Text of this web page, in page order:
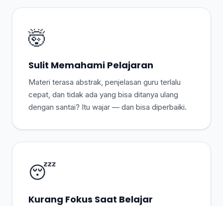
🤯
Sulit Memahami Pelajaran
Materi terasa abstrak, penjelasan guru terlalu
cepat, dan tidak ada yang bisa ditanya ulang
dengan santai? Itu wajar — dan bisa diperbaiki.
😴
Kurang Fokus Saat Belajar